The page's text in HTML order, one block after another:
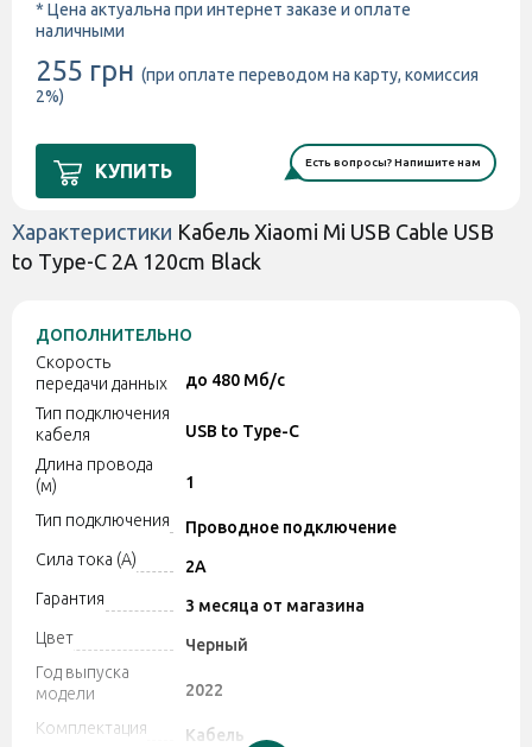
* Цена актуальна при интернет заказе и оплате
наличными
255 грн (при оплате переводом на карту, комиссия
2%)
КУПИТЬ Есть вопросы? Напишите нам
Характеристики Кабель Xiaomi Mi USB Cable USB
to Type-C 2A 120cm Black
ДОПОЛНИТЕЛЬНО
Скорость
передачи данных
до 480 Мб/с
Тип подключения
кабеля
USB to Type-C
Длина провода
(м)
1
Тип подключения
Проводное подключение
Сила тока (A)
2A
Гарантия
3 месяца от магазина
Цвет
Черный
Год выпуска
модели
2022
Комплектация
Кабель